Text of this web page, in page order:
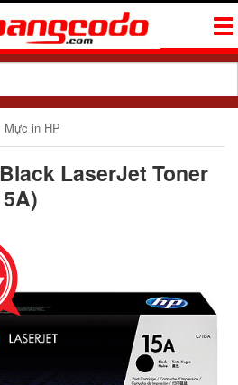
Mực in HP
LaserJet Toner